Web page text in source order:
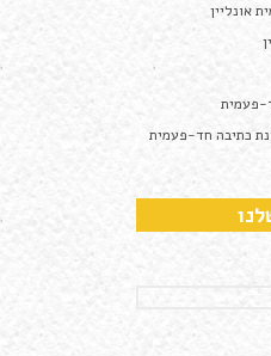
אונליין
פעמית
כתיבה חד-פעמית